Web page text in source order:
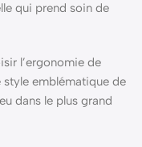
qui prend soin de
l’ergonomie de
emblématique de
dans le plus grand